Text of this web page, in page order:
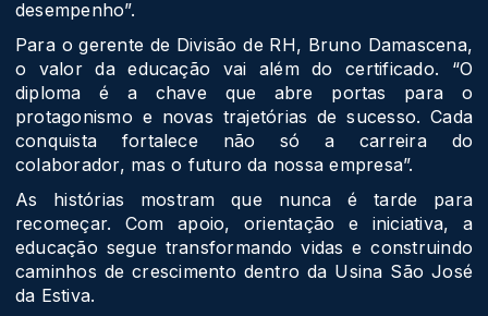
desempenho”.
Para o gerente de Divisão de RH, Bruno Damascena,
o valor da educação vai além do certificado. “O
diploma é a chave que abre portas para o
protagonismo e novas trajetórias de sucesso. Cada
conquista fortalece não só a carreira do
colaborador, mas o futuro da nossa empresa”.
As histórias mostram que nunca é tarde para
recomeçar. Com apoio, orientação e iniciativa, a
educação segue transformando vidas e construindo
caminhos de crescimento dentro da Usina São José
da Estiva.